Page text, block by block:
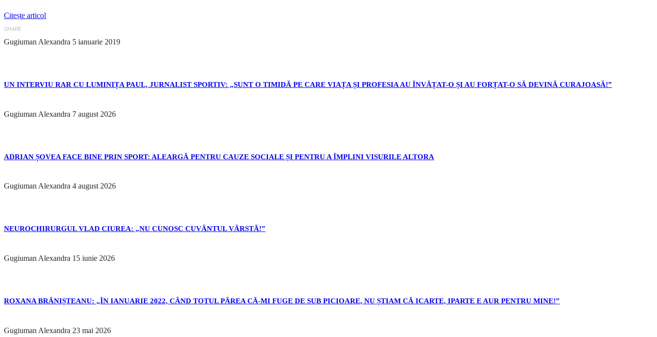
Citește articol
SHARE
Gugiuman Alexandra 5 ianuarie 2019
UN INTERVIU RAR CU LUMINIȚA PAUL, JURNALIST SPORTIV: „SUNT O TIMIDĂ PE CARE VIAȚA ȘI PROFESIA AU ÎNVĂȚAT-O ȘI AU FORȚAT-O SĂ DEVINĂ CURAJOASĂ!”
Gugiuman Alexandra 7 august 2026
ADRIAN ȘOVEA FACE BINE PRIN SPORT: ALEARGĂ PENTRU CAUZE SOCIALE ȘI PENTRU A ÎMPLINI VISURILE ALTORA
Gugiuman Alexandra 4 august 2026
NEUROCHIRURGUL VLAD CIUREA: „NU CUNOSC CUVÂNTUL VÂRSTĂ!”
Gugiuman Alexandra 15 iunie 2026
ROXANA BRĂNIȘTEANU: „ÎN IANUARIE 2022, CÂND TOTUL PĂREA CĂ-MI FUGE DE SUB PICIOARE, NU ȘTIAM CĂ ICARTE, IPARTE E AUR PENTRU MINE!”
Gugiuman Alexandra 23 mai 2026